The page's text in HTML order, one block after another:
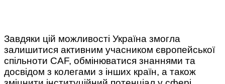
Завдяки цій можливості Україна змогла
залишитися активним учасником європейської
спільноти CAF, обмінюватися знаннями та
досвідом з колегами з інших країн, а також